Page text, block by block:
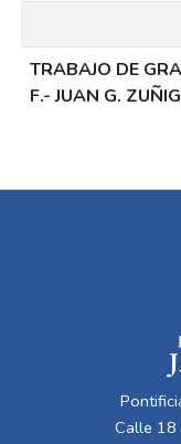
TRABAJO DE
F.- JUAN G.
Calle 18